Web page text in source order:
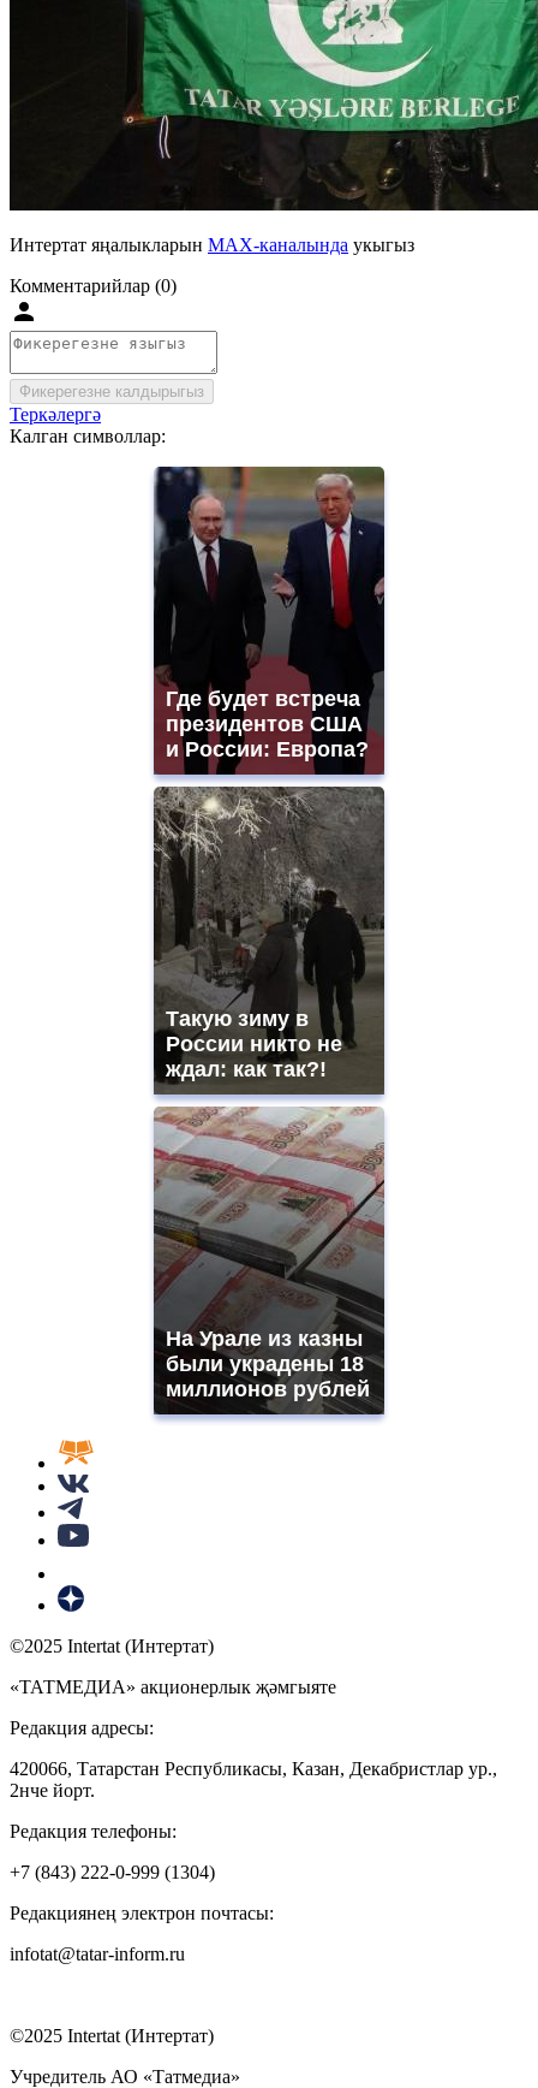
Интертат яңалыкларын MAX-каналында укыгыз
Комментарийлар (0)
Фикерегезне калдырыгыз
Теркәлергә
Калган символлар:
Где будет встреча
президентов США
и России: Европа?
Такую зиму в
России никто не
ждал: как так?!
На Урале из казны
были украдены 18
миллионов рублей
©2025 Intertat (Интертат)
«ТАТМЕДИА» акционерлык җәмгыяте
Редакция адресы:
420066, Татарстан Республикасы, Казан, Декабристлар ур.,
2нче йорт.
Редакция телефоны:
+7 (843) 222-0-999 (1304)
Редакциянең электрон почтасы:
infotat@tatar-inform.ru
©2025 Intertat (Интертат)
Учредитель АО «Татмедиа»